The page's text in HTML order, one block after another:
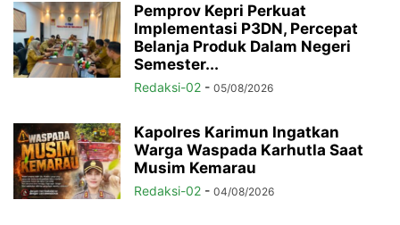
Pemprov Kepri Perkuat
Implementasi P3DN, Percepat
Belanja Produk Dalam Negeri
Semester...
Redaksi-02 - 05/08/2026
Kapolres Karimun Ingatkan
Warga Waspada Karhutla Saat
Musim Kemarau
Redaksi-02 - 04/08/2026